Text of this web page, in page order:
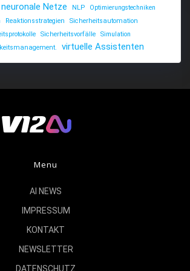
neuronale Netze NLP
Optimierungstechniken
Reaktionsstrategien
Sicherheitsautomation
Sicherheitsvorfälle
Simulation
virtuelle Assistenten
Menu
AI NEWS
IMPRESSUM
KONTAKT
NEWSLETTER
DATENSCHUTZ